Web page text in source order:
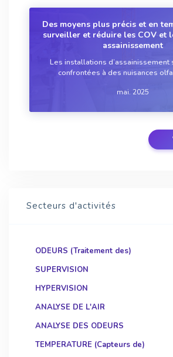
Des moyens plus précis et en
surveiller et réduire les COV et
assainissement
Les installations d’assainissement
confrontées à des nuisances
pouvant impacter la qualité de l’air
mai. 2025
Secteurs d'activités
ODEURS (Traitement des)
SUPERVISION
HYPERVISION
ANALYSE DE L'AIR
ANALYSE DES ODEURS
TEMPERATURE (Capteurs de)